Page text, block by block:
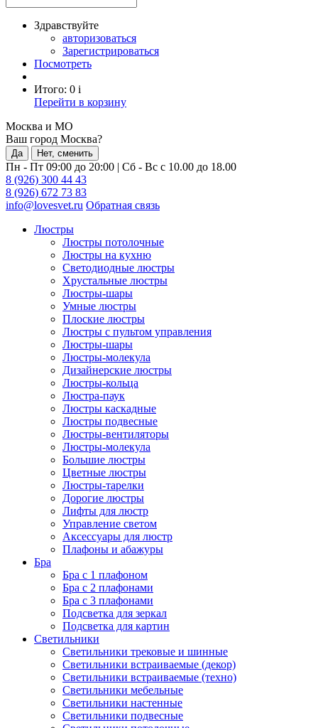
Здравствуйте
авторизоваться
Зарегистрироваться
Посмотреть
Итого: 0 i
Перейти в корзину
Москва и МО
Ваш город Москва?
Да Нет, сменить
Пн - Пт 09:00 до 20:00 | Сб - Вс с 10.00 до 18.00
8 (926) 300 44 43
8 (926) 672 73 83
info@lovesvet.ru Обратная связь
Люстры
Люстры потолочные
Люстры на кухню
Светодиодные люстры
Хрустальные люстры
Люстры-шары
Умные люстры
Плоские люстры
Люстры с пультом управления
Люстры-шары
Люстры-молекула
Дизайнерские люстры
Люстры-кольца
Люстра-паук
Люстры каскадные
Люстры подвесные
Люстры-вентиляторы
Люстры-молекула
Большие люстры
Цветные люстры
Люстры-тарелки
Дорогие люстры
Лифты для люстр
Управление светом
Аксессуары для люстр
Плафоны и абажуры
Бра
Бра с 1 плафоном
Бра с 2 плафонами
Бра с 3 плафонами
Подсветка для зеркал
Подсветка для картин
Светильники
Светильники трековые и шинные
Светильники встраиваемые (декор)
Светильники встраиваемые (техно)
Светильники мебельные
Светильники настенные
Светильники подвесные